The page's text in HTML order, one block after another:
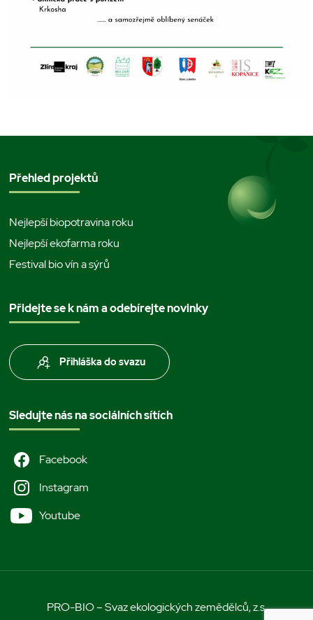
Přehled projektů
Nejlepší biopotravina roku
Nejlepší ekofarma roku
Festival bio vín a sýrů
Přidejte se k nám a odebírejte novinky
Přihláška do svazu
Sledujte nás na sociálních sítích
Facebook
Instagram
Youtube
PRO-BIO – Svaz ekologických zemědělců, z.s.